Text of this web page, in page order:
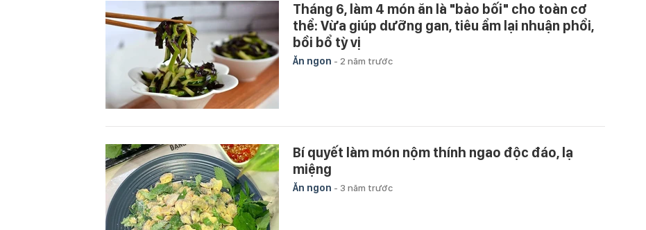
Tháng 6, làm 4 món ăn là "bảo bối" cho toàn cơ
thể: Vừa giúp dưỡng gan, tiêu ẩm lại nhuận phổi,
bồi bổ tỳ vị
Ăn ngon - 2 năm trước
Bí quyết làm món nộm thính ngao độc đáo, lạ
miệng
Ăn ngon - 3 năm trước